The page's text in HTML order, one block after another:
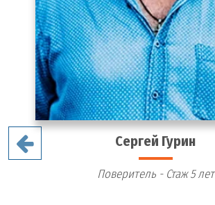
Сергей Гурин
Поверитель - Стаж 5 лет